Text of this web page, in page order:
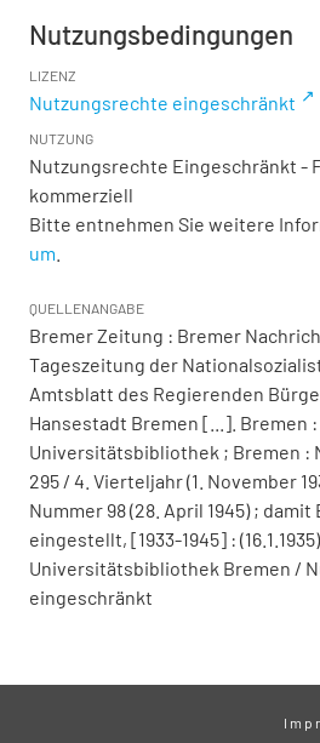
Nutzungsbedingungen
LIZENZ
Nutzungsrechte eingeschränkt
NUTZUNG
Nutzungsrechte Eingeschränkt -
kommerziell
Bitte entnehmen Sie weitere
um
QUELLENANGABE
Bremer Zeitung : Bremer
Tageszeitung der
Amtsblatt des Regierenden
Hansestadt Bremen [...]. Bremen
Universitätsbibliothek ; Bremen :
295 / 4. Vierteljahr (1. November
Nummer 98 (28. April 1945) ;
eingestellt, [1933-1945] :
Universitätsbibliothek Bremen /
eingeschränkt